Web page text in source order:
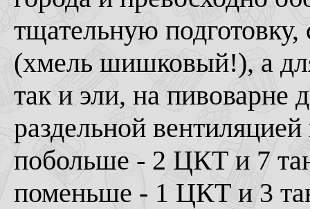
тщательную
(хмель шишковый!), а
так и эли, на пивоварне
раздельной
побольше - 2 ЦКТ и 7
поменьше - 1 ЦКТ и 3